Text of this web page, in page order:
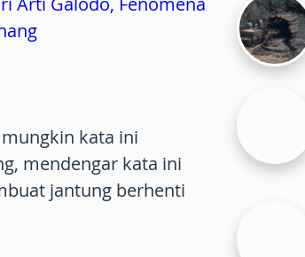
kata ini
mendengar kata ini
jantung berhenti